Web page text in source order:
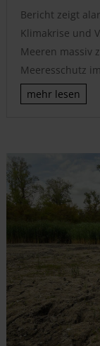
Bericht zeigt
Klimakrise und
Meeren massiv
Meeresschutz
mehr lesen